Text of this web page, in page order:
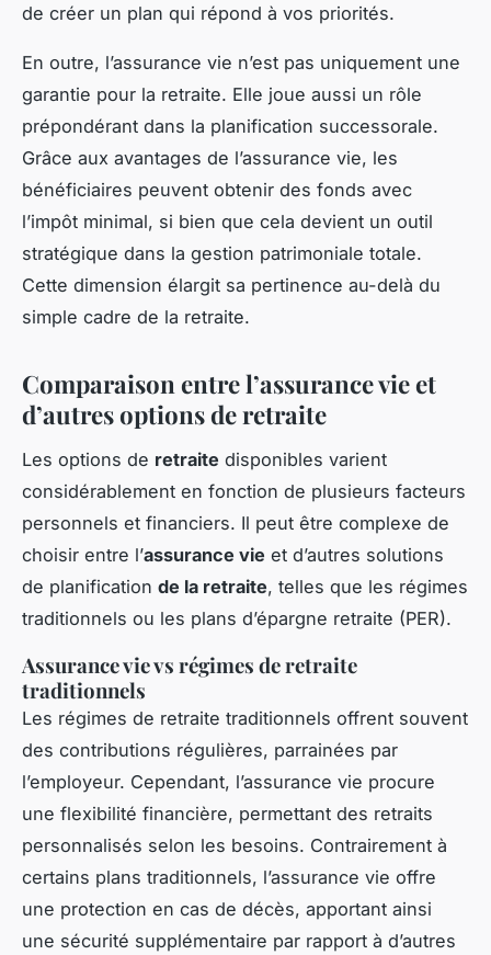
de créer un plan qui répond à vos priorités.
En outre, l’assurance vie n’est pas uniquement une
garantie pour la retraite. Elle joue aussi un rôle
prépondérant dans la planification successorale.
Grâce aux avantages de l’assurance vie, les
bénéficiaires peuvent obtenir des fonds avec
l’impôt minimal, si bien que cela devient un outil
stratégique dans la gestion patrimoniale totale.
Cette dimension élargit sa pertinence au-delà du
simple cadre de la retraite.
Comparaison entre l’assurance vie et
d’autres options de retraite
Les options de retraite disponibles varient
considérablement en fonction de plusieurs facteurs
personnels et financiers. Il peut être complexe de
choisir entre l’assurance vie et d’autres solutions
de planification de la retraite, telles que les régimes
traditionnels ou les plans d’épargne retraite (PER).
Assurance vie vs régimes de retraite
traditionnels
Les régimes de retraite traditionnels offrent souvent
des contributions régulières, parrainées par
l’employeur. Cependant, l’assurance vie procure
une flexibilité financière, permettant des retraits
personnalisés selon les besoins. Contrairement à
certains plans traditionnels, l’assurance vie offre
une protection en cas de décès, apportant ainsi
une sécurité supplémentaire par rapport à d’autres